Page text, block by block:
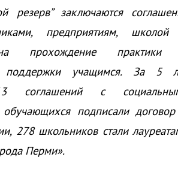
резерв” заключаются
предприятиям,
прохождение
поддержки учащимся. За 5
соглашений с
подписали
278 школьников стали
Перми».